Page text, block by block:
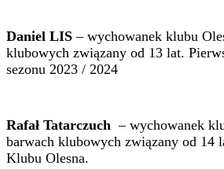
Daniel LIS – wychowanek klubu
klubowych związany od 13 lat.
sezonu 2023 / 2024
Rafał Tatarczuch – wychowanek
barwach klubowych związany od 14
Klubu Olesna.